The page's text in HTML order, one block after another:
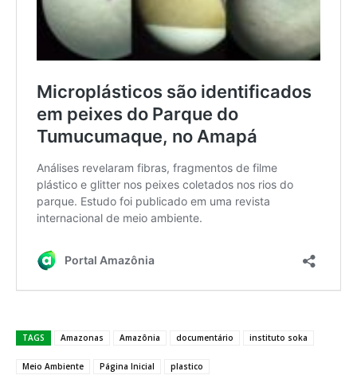
TAGS Amazonas Amazônia documentário instituto soka
Meio Ambiente Página Inicial plastico